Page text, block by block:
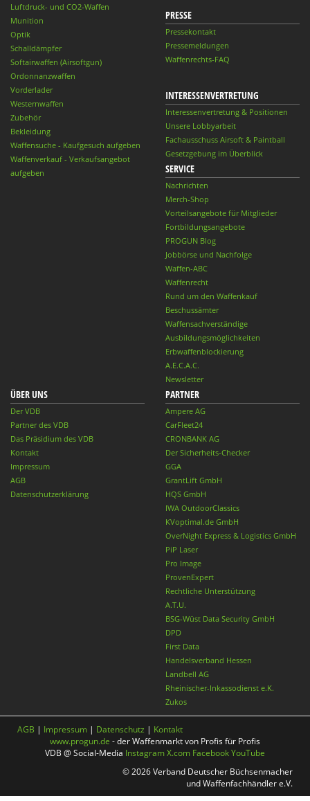
Luftdruck- und CO2-Waffen
Munition
Optik
Schalldämpfer
Softairwaffen (Airsoftgun)
Ordonnanzwaffen
Vorderlader
Westernwaffen
Zubehör
Bekleidung
Waffensuche - Kaufgesuch aufgeben
Waffenverkauf - Verkaufsangebot
aufgeben
PRESSE
Pressekontakt
Pressemeldungen
Waffenrechts-FAQ
INTERESSENVERTRETUNG
Interessenvertretung & Positionen
Unsere Lobbyarbeit
Fachausschuss Airsoft & Paintball
Gesetzgebung im Überblick
SERVICE
Nachrichten
Merch-Shop
Vorteilsangebote für Mitglieder
Fortbildungsangebote
PROGUN Blog
Jobbörse und Nachfolge
Waffen-ABC
Waffenrecht
Rund um den Waffenkauf
Beschussämter
Waffensachverständige
Ausbildungsmöglichkeiten
Erbwaffenblockierung
A.E.C.A.C.
Newsletter
ÜBER UNS
Der VDB
Partner des VDB
Das Präsidium des VDB
Kontakt
Impressum
AGB
Datenschutzerklärung
PARTNER
Ampere AG
CarFleet24
CRONBANK AG
Der Sicherheits-Checker
GGA
GrantLift GmbH
HQS GmbH
IWA OutdoorClassics
KVoptimal.de GmbH
OverNight Express & Logistics GmbH
PiP Laser
Pro Image
ProvenExpert
Rechtliche Unterstützung
A.T.U.
BSG-Wüst Data Security GmbH
DPD
First Data
Handelsverband Hessen
Landbell AG
Rheinischer-Inkassodienst e.K.
Zukos
AGB | Impressum | Datenschutz | Kontakt
www.progun.de - der Waffenmarkt von Profis für Profis
VDB @ Social-Media InstagramX.com FacebookYouTube
© 2026 Verband Deutscher Büchsenmacher
und Waffenfachhändler e.V.